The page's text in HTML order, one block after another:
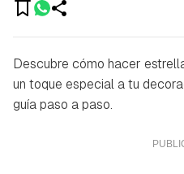
Descubre cómo hacer
un toque especial a tu
guía paso a paso.